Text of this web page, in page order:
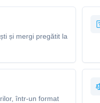
și mergi pregătit la
într-un format